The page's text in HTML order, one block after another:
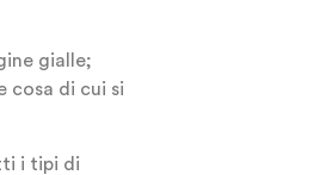
gialle;
cosa di cui si
i tipi di